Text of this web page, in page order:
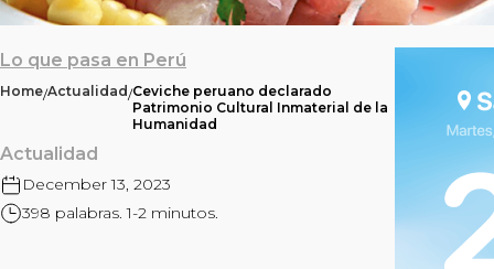
Lo que pasa en Perú
Home/Actualidad/Ceviche peruano declarado
Patrimonio Cultural Inmaterial de la
Humanidad
Actualidad
December 13, 2023
398 palabras. 1-2 minutos.